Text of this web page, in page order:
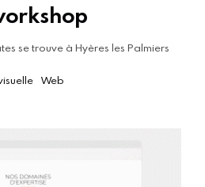
se trouve à Hyères les Palmiers
Web